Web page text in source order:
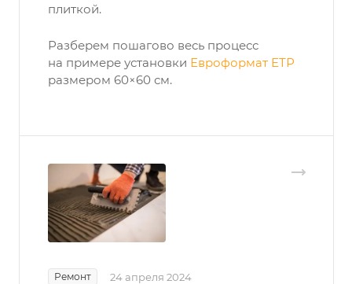
плиткой.
Разберем пошагово весь процесс
на примере установки Евроформат ЕТР
размером 60×60 см.
Ремонт 24 апреля 2024